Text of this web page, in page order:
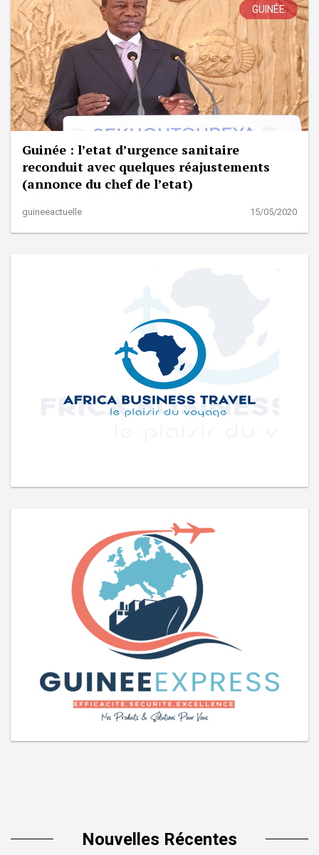
GUINÉE
Guinée : l’etat d’urgence sanitaire
reconduit avec quelques réajustements
(annonce du chef de l’etat)
guineeactuelle 15/05/2020
Nouvelles Récentes